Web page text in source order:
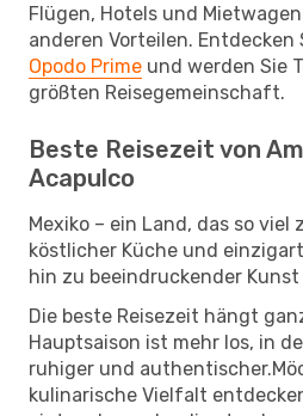
Flügen, Hotels und
anderen Vorteilen. Entdecken
Opodo Prime und werden Sie
größten Reisegemeinschaft.
Beste Reisezeit von
Acapulco
Mexiko – ein Land, das so viel
köstlicher Küche und
hin zu beeindruckender
Die beste Reisezeit hängt
Hauptsaison ist mehr los, in
ruhiger und
kulinarische Vielfalt